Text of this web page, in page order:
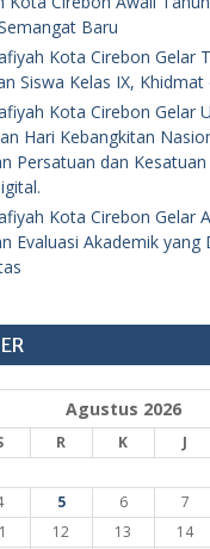
30 Kedelapan, Dua
Cirebon Tuntaskan
Predikat Sangat
SEKOLAH
Bendera hingga
Cirebon Awali
Baru
Kota Cirebon Gelar
Siswa Kelas IX,
Kota Cirebon Gelar
Hari Kebangkitan
Persatuan dan
Kota Cirebon Gelar
Evaluasi Akademik yang
Agustus 2026
R K J
5 6 7
12 13 14